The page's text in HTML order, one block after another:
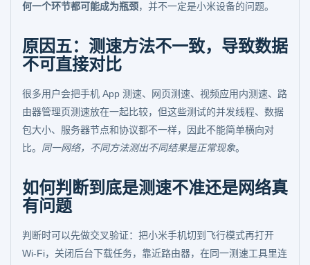
何一个环节都可能成为瓶颈，并不一定是小米设备的问题。
原因五：测速方法不一致，导致数据
不可直接对比
很多用户会把手机 App 测速、网页测速、视频应用内测速、路
由器管理页测速放在一起比较，但这些测试的并发线程、数据
包大小、服务器节点和协议都不一样，因此不能简单横向对
比。 同一网络，不同方法测出不同结果是正常现象。
如何判断到底是测速不准还是网络真
有问题
判断时可以先做交叉验证：把小米手机切到飞行模式再打开
Wi-Fi，关闭后台下载任务，靠近路由器，在同一测速工具里连